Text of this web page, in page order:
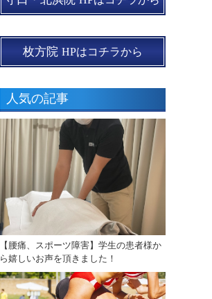
枚方院 HPはコチラから
人気の記事
【腰痛、スポーツ障害】学生の患者様か
ら嬉しいお声を頂きました！